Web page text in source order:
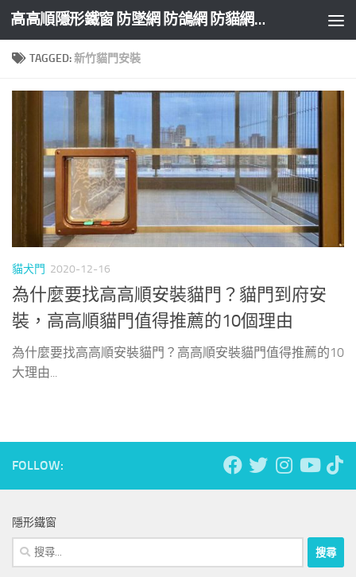
Skip to content 高高順隱形鐵窗 防墜網 防鴿網 防貓網 防盜網
TAGGED:新竹貓門安裝
貓犬門 2020-12-16
為什麼要找高高順安裝貓門？貓門到府安
裝，高高順貓門值得推薦的10個理由
為什麼要找高高順安裝貓門？高高順安裝貓門值得推薦的10
大理由...
FOLLOW:
隱形鐵窗
搜
尋